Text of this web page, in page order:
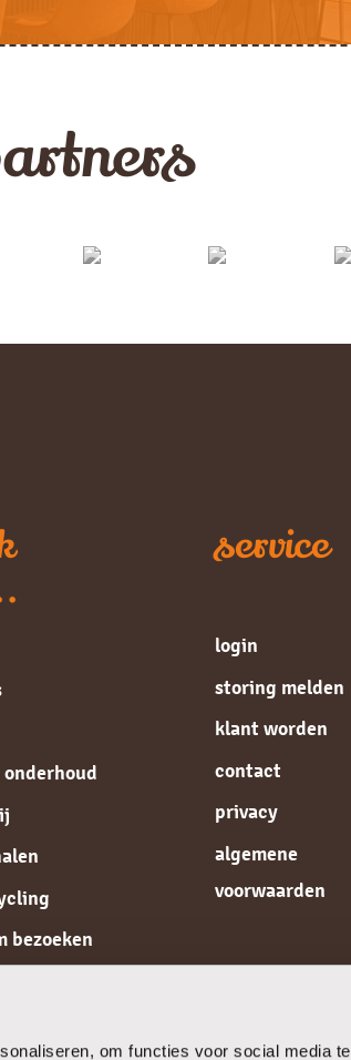
om functies voor social media te
bezoeken
service
login
storing melden
klant worden
contact
privacy
algemene
voorwaarden